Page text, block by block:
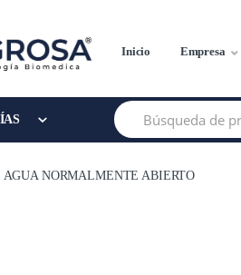
Inicio Empresa
Buscar:
NORMALMENTE ABIERTO